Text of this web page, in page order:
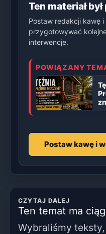
Ten materiał
Postaw redakcji kawę i
przygotowywać
interwencje.
POWIĄZANY
Postaw kawę i
CZYTAJ DALEJ
Ten temat ma
Wybraliśmy